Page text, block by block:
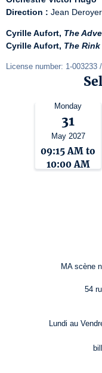
Direction : Jean Deroyer
Cyrille Aufort, The
Cyrille Aufort, The
License number: 1-003233
Monday
31
May 2027
09:15 AM to
10:00 AM
MA scène
54
Lundi au